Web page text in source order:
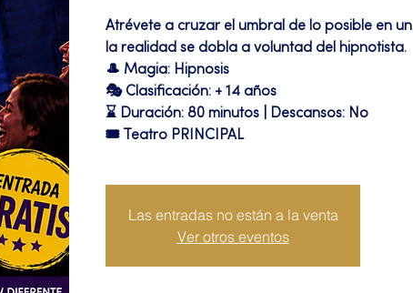
Atrévete a cruzar el umbral de lo posible en
la realidad se dobla a voluntad del hipnotista.
🎩 Magia: Hipnosis
🎭 Clasificación: + 14 años
⌛ Duración: 80 minutos | Descansos: No
🎟 Teatro PRINCIPAL
Las entradas no están a la venta
Ver otros eventos